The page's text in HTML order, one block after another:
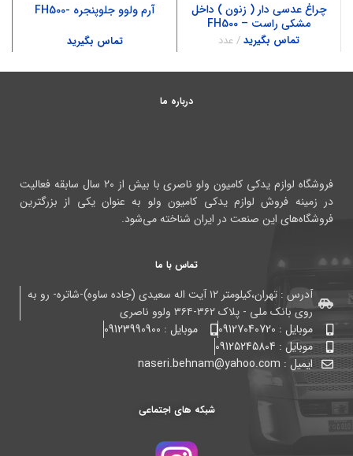
چراغ عدسی دار ( زنون ) داخل
مشکی راست – FH500
تماس بگیرید عدد
آرم ولوو جلوپنجره -FH500
تماس بگیرید
درباره ما
فروشگاه لوازم یدکی کامیون ولو ناصری با بیش از ۲۰ سال سابقه فعالیت
در زمینه فروش لوازم یدکی کامیون ولو به عنوان یکی از بزرگترین
فروشگاه‌های این صنعت در ایران شناخته می‌شود.
تماس با ما
آدرس : تهران،کیلومتر ۱۲ آیت اله سعیدی (جاده ساوه)-شاتره- رو به
روی بانک ملی - پلاک ۳۶۲-۳۶۴ ولوو ناصری
موبایل : 09127040720
موبایل : 09123990900
موبایل : 09125245804
ایمیل : naseri.behnam@yahoo.com
شبکه های اجتماعی